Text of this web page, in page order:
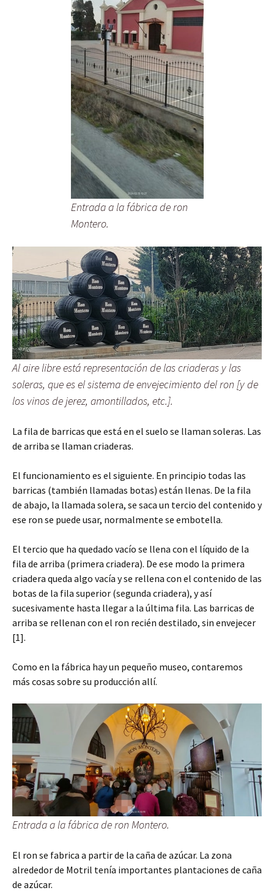
Entrada a la fábrica de ron
Montero.
Al aire libre está representación de las criaderas y las
soleras, que es el sistema de envejecimiento del ron [y de
los vinos de jerez, amontillados, etc.].
La fila de barricas que está en el suelo se llaman soleras. Las
de arriba se llaman criaderas.
El funcionamiento es el siguiente. En principio todas las
barricas (también llamadas botas) están llenas. De la fila
de abajo, la llamada solera, se saca un tercio del contenido y
ese ron se puede usar, normalmente se embotella.
El tercio que ha quedado vacío se llena con el líquido de la
fila de arriba (primera criadera). De ese modo la primera
criadera queda algo vacía y se rellena con el contenido de las
botas de la fila superior (segunda criadera), y así
sucesivamente hasta llegar a la última fila. Las barricas de
arriba se rellenan con el ron recién destilado, sin envejecer
[1].
Como en la fábrica hay un pequeño museo, contaremos
más cosas sobre su producción allí.
Entrada a la fábrica de ron Montero.
El ron se fabrica a partir de la caña de azúcar. La zona
alrededor de Motril tenía importantes plantaciones de caña
de azúcar.